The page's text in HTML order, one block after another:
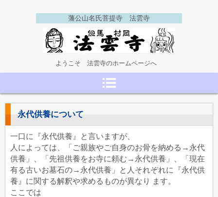
但馬村岡 法雲寺
藩公山名氏菩提寺 法雲寺
ようこそ 法雲寺のホームページへ
永代供養について
一口に『永代供養』と言いますが、
人によっては、「ご親族やご自身のお骨を納める→永代
供養」、「先祖供養をお寺に頼む→永代供養」、「現在
有る古いお墓石の→永代供養」と人それぞれに『永代供
養』に関する解釈や求めるものが異なり ます。
ここでは